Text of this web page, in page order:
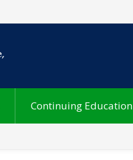
Continuing Education